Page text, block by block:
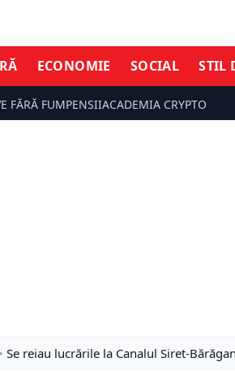
ECONOMIE SOCIAL STIL
FĂRĂ FUMPENSIIACADEMIA CRYPTO
Se reiau lucrările la Canalul Siret-